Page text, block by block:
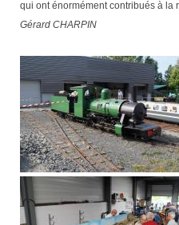
qui ont énormément contribués à la
Gérard CHARPIN